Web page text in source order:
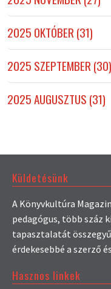
2025 OKTÓBER (31)
2025 SZEPTEMBER (30)
2025 AUGUSZTUS (31)
Küldetésünk
A Könyvkultúra
pedagógus, több száz
tapasztalatát
érdekesebbé a szerző
Hasznos linkek